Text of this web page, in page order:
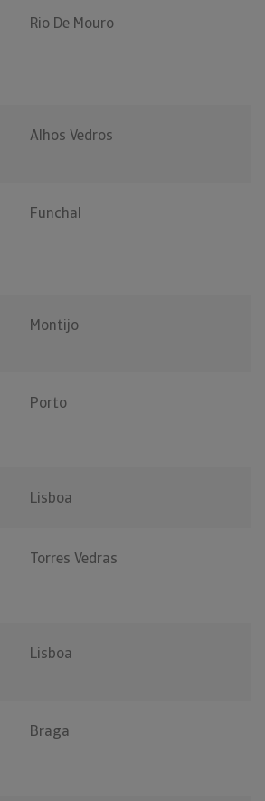
Rio De Mouro
Alhos Vedros
Funchal
Montijo
Porto
Lisboa
Torres Vedras
Lisboa
Braga